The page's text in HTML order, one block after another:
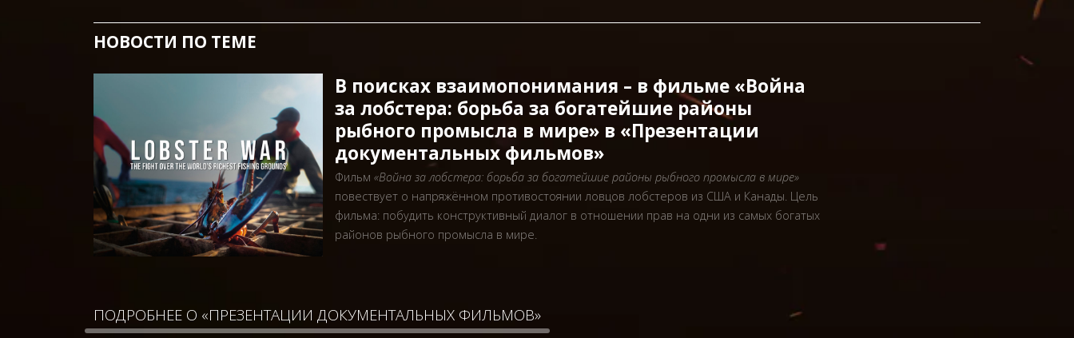
НОВОСТИ ПО ТЕМЕ
В поисках взаимопонимания – в фильме «Война
за лобстера: борьба за богатейшие районы
рыбного промысла в мире» в «Презентации
документальных фильмов»
Фильм «Война за лобстера: борьба за богатейшие районы рыбного промысла в мире»
повествует о напряжённом противостоянии ловцов лобстеров из США и Канады. Цель
фильма: побудить конструктивный диалог в отношении прав на одни из самых богатых
районов рыбного промысла в мире.
ПОДРОБНЕЕ О «ПРЕЗЕНТАЦИИ ДОКУМЕНТАЛЬНЫХ ФИЛЬМОВ»